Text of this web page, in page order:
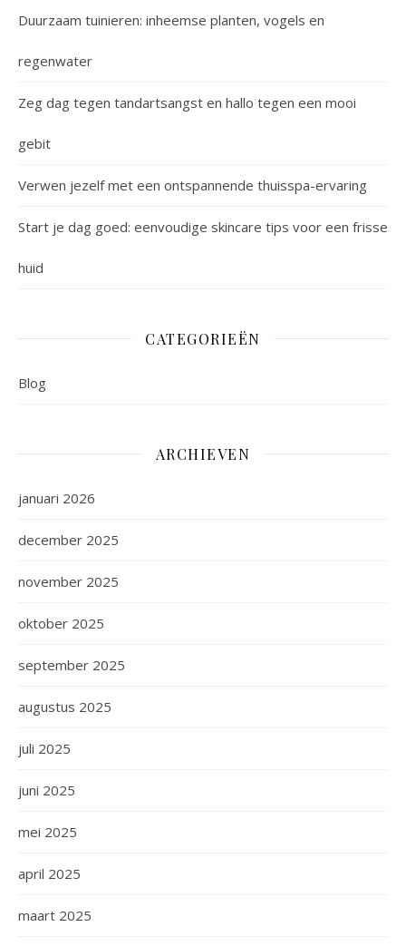
Duurzaam tuinieren: inheemse planten, vogels en
regenwater
Zeg dag tegen tandartsangst en hallo tegen een mooi
gebit
Verwen jezelf met een ontspannende thuisspa-ervaring
Start je dag goed: eenvoudige skincare tips voor een frisse
huid
CATEGORIEËN
Blog
ARCHIEVEN
januari 2026
december 2025
november 2025
oktober 2025
september 2025
augustus 2025
juli 2025
juni 2025
mei 2025
april 2025
maart 2025